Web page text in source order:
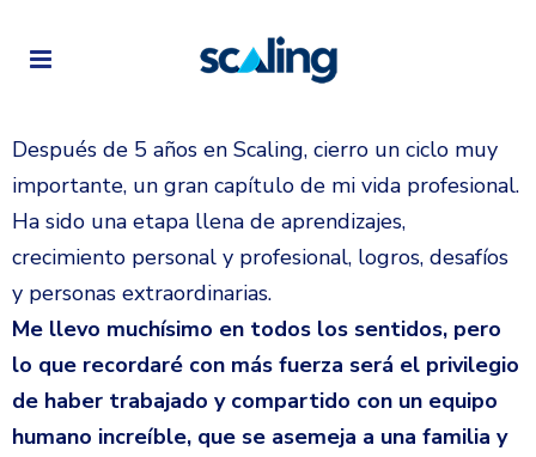
Después de 5 años en Scaling, cierro un ciclo muy
importante, un gran capítulo de mi vida profesional.
Ha sido una etapa llena de aprendizajes,
crecimiento personal y profesional, logros, desafíos
y personas extraordinarias.
Me llevo muchísimo en todos los sentidos, pero
lo que recordaré con más fuerza será el privilegio
de haber trabajado y compartido con un equipo
humano increíble, que se asemeja a una familia y